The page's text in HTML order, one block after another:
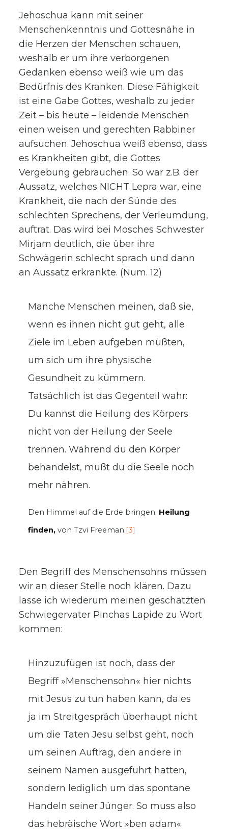
Jehoschua kann mit seiner
Menschenkenntnis und Gottesnähe in
die Herzen der Menschen schauen,
weshalb er um ihre verborgenen
Gedanken ebenso weiß wie um das
Bedürfnis des Kranken. Diese Fähigkeit
ist eine Gabe Gottes, weshalb zu jeder
Zeit – bis heute – leidende Menschen
einen weisen und gerechten Rabbiner
aufsuchen. Jehoschua weiß ebenso, dass
es Krankheiten gibt, die Gottes
Vergebung gebrauchen. So war z.B. der
Aussatz, welches NICHT Lepra war, eine
Krankheit, die nach der Sünde des
schlechten Sprechens, der Verleumdung,
auftrat. Das wird bei Mosches Schwester
Mirjam deutlich, die über ihre
Schwägerin schlecht sprach und dann
an Aussatz erkrankte. (Num. 12)
Manche Menschen meinen, daß sie,
wenn es ihnen nicht gut geht, alle
Ziele im Leben aufgeben müßten,
um sich um ihre physische
Gesundheit zu kümmern.
Tatsächlich ist das Gegenteil wahr:
Du kannst die Heilung des Körpers
nicht von der Heilung der Seele
trennen. Während du den Körper
behandelst, mußt du die Seele noch
mehr nähren.
Den Himmel auf die Erde bringen; Heilung
finden,von Tzvi Freeman.[3]
Den Begriff des Menschensohns müssen
wir an dieser Stelle noch klären. Dazu
lasse ich wiederum meinen geschätzten
Schwiegervater Pinchas Lapide zu Wort
kommen:
Hinzuzufügen ist noch, dass der
Begriff »Menschensohn« hier nichts
mit Jesus zu tun haben kann, da es
ja im Streitgespräch überhaupt nicht
um die Taten Jesu selbst geht, noch
um seinen Auftrag, den andere in
seinem Namen ausgeführt hatten,
sondern lediglich um das spontane
Handeln seiner Jünger. So muss also
das hebräische Wort »ben adam«